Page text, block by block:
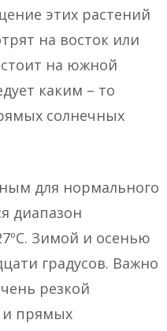
этих растений
на восток или
стоит на южной
каким – то
солнечных
для нормального
диапазон
Зимой и осенью
градусов. Важно
резкой
прямых